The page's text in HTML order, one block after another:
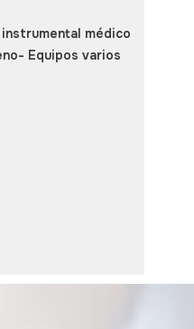
médico
Equipos varios